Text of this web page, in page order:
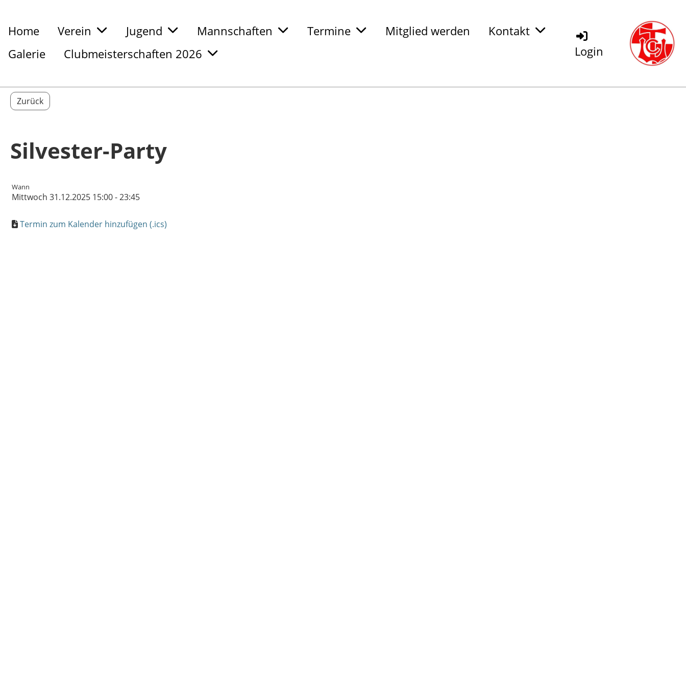
Home Verein Jugend Mannschaften Termine Mitglied werden
Kontakt
Galerie
Clubmeisterschaften 2026 Login
Zurück
Silvester-Party
Wann
Mittwoch 31.12.2025 15:00 - 23:45
Termin zum Kalender hinzufügen (.ics)